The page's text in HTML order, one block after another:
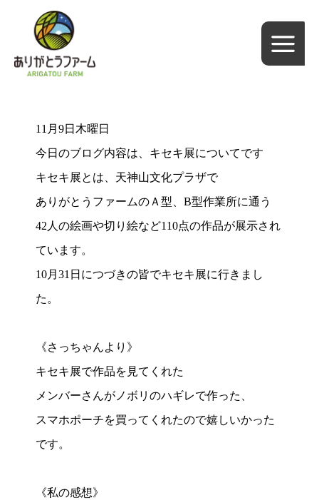
11月9日木曜日
今日のブログ内容は、キセキ展についてです
キセキ展とは、天神山文化プラザで
ありがとうファームのＡ型、B型作業所に通う
42人の絵画や切り絵など110点の作品が展示され
ています。
10月31日につづきの皆でキセキ展に行きまし
た。
《さっちゃんより》
キセキ展で作品を見てくれた
メンバーさんがノボリのハギレで作った、
スマホポーチを買ってくれたので嬉しいかった
です。
《私の感想》